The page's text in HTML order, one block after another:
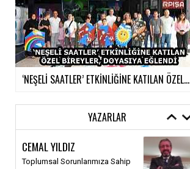
‘NEŞELİ SAATLER’ ETKİNLİĞİNE KATILAN ÖZEL...
YAZARLAR
CEMAL YILDIZ
Toplumsal Sorunlarımıza Sahip